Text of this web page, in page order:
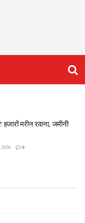
मरीन रवाना, जमीनी
0